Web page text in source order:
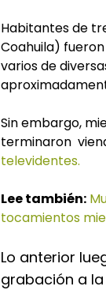
Habitantes de
Coahuila)
varios de
Sin embargo,
terminaron
televidentes.
Lee también:
tocamientos
Lo anterior
grabación a la